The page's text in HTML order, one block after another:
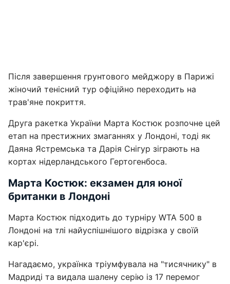
Після завершення грунтового мейджору в Парижі
жіночий тенісний тур офіційно переходить на
трав'яне покриття.
Друга ракетка України Марта Костюк розпочне цей
етап на престижних змаганнях у Лондоні, тоді як
Даяна Ястремська та Дарія Снігур зіграють на
кортах нідерландського Гертогенбоса.
Марта Костюк: екзамен для юної
британки в Лондоні
Марта Костюк підходить до турніру WTA 500 в
Лондоні на тлі найуспішнішого відрізка у своїй
кар'єрі.
Нагадаємо, українка тріумфувала на "тисячнику" в
Мадриді та видала шалену серію із 17 перемог